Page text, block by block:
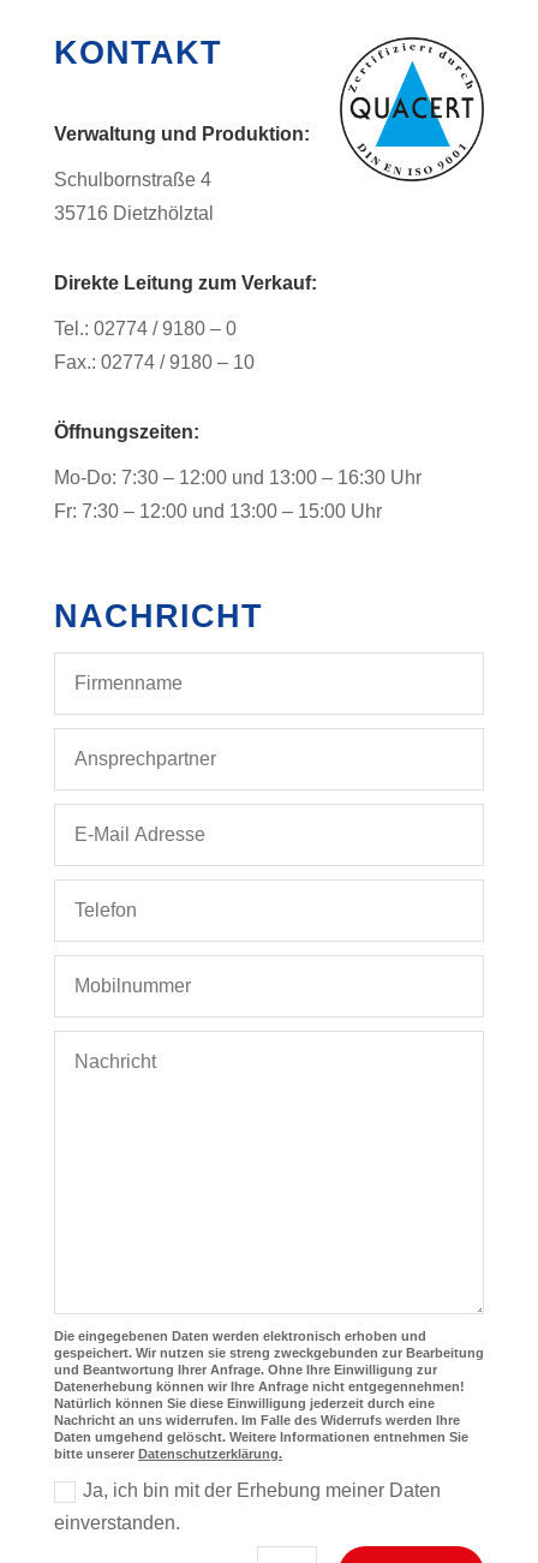
KONTAKT
Verwaltung und Produktion:
Schulbornstraße 4
35716 Dietzhölztal
Direkte Leitung zum Verkauf:
Tel.: 02774 / 9180 – 0
Fax.: 02774 / 9180 – 10
Öffnungszeiten:
Mo-Do: 7:30 – 12:00 und 13:00 – 16:30 Uhr
Fr: 7:30 – 12:00 und 13:00 – 15:00 Uhr
NACHRICHT
Die eingegebenen Daten werden elektronisch erhoben und
gespeichert. Wir nutzen sie streng zweckgebunden zur Bearbeitung
und Beantwortung Ihrer Anfrage. Ohne Ihre Einwilligung zur
Datenerhebung können wir Ihre Anfrage nicht entgegennehmen!
Natürlich können Sie diese Einwilligung jederzeit durch eine
Nachricht an uns widerrufen. Im Falle des Widerrufs werden Ihre
Daten umgehend gelöscht. Weitere Informationen entnehmen Sie
bitte unserer Datenschutzerklärung.
Ja, ich bin mit der Erhebung meiner Daten
einverstanden.